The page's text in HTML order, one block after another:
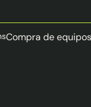
Compra de